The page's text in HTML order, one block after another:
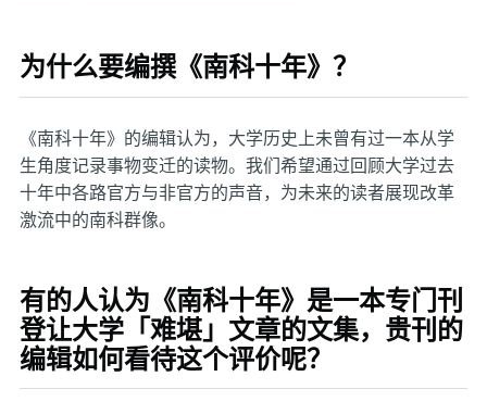
为什么要编撰《南科十年》？
《南科十年》的编辑认为，大学历史上未曾有过一本从学
生角度记录事物变迁的读物。我们希望通过回顾大学过去
十年中各路官方与非官方的声音，为未来的读者展现改革
激流中的南科群像。
有的人认为《南科十年》是一本专门刊
登让大学「难堪」文章的文集，贵刊的
编辑如何看待这个评价呢？